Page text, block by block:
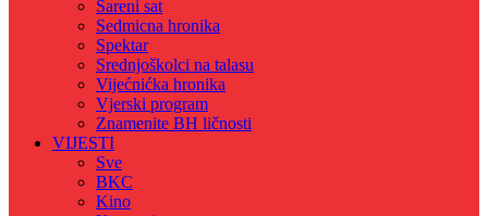
Šareni sat
Sedmicna hronika
Spektar
Srednjoškolci na talasu
Vijećnićka hronika
Vjerski program
Znamenite BH ličnosti
VIJESTI
Sve
BKC
Kino